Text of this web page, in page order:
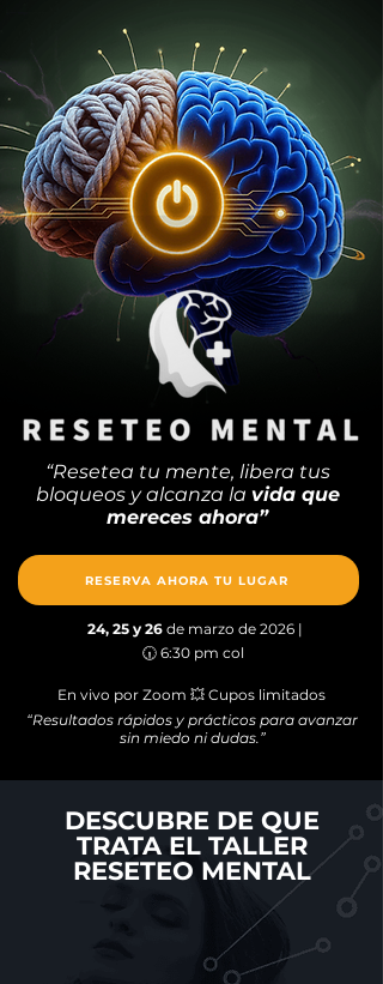
“Resetea tu mente, libera tus
bloqueos y alcanza la vida que
mereces ahora”
RESERVA AHORA TU LUGAR
24, 25 y 26 de marzo de 2026 |
🕡 6:30 pm col
En vivo por Zoom 💥 Cupos limitados
“Resultados rápidos y prácticos para avanzar
sin miedo ni dudas.”
DESCUBRE DE QUE
TRATA EL TALLER
RESETEO MENTAL